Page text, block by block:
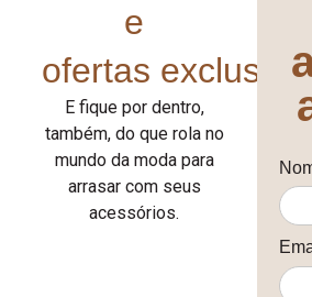
e
ofertas
E fique por dentro,
também, do que rola no
mundo da moda para
arrasar com seus
acessórios.